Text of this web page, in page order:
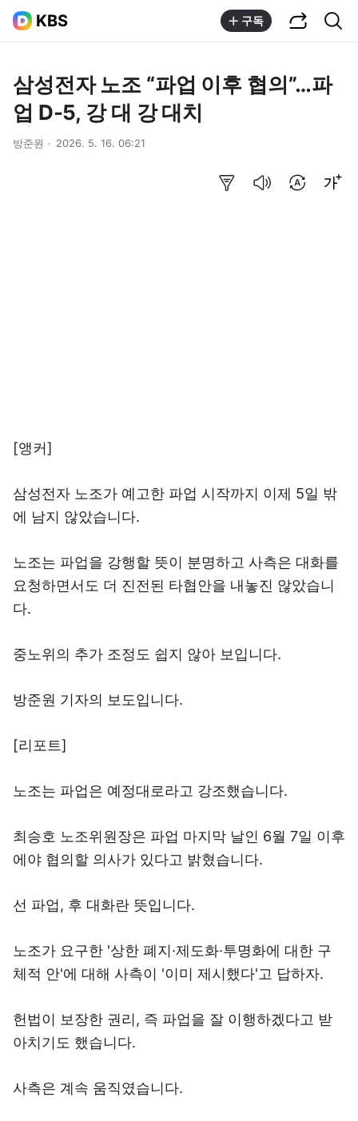
KBS 구독
삼성전자 노조 “파업 이후 협의”…파
업 D-5, 강 대 강 대치
방준원 2026. 5. 16. 06:21
[앵커]
삼성전자 노조가 예고한 파업 시작까지 이제 5일 밖
에 남지 않았습니다.
노조는 파업을 강행할 뜻이 분명하고 사측은 대화를
요청하면서도 더 진전된 타협안을 내놓진 않았습니
다.
중노위의 추가 조정도 쉽지 않아 보입니다.
방준원 기자의 보도입니다.
[리포트]
노조는 파업은 예정대로라고 강조했습니다.
최승호 노조위원장은 파업 마지막 날인 6월 7일 이후
에야 협의할 의사가 있다고 밝혔습니다.
선 파업, 후 대화란 뜻입니다.
노조가 요구한 '상한 폐지·제도화·투명화에 대한 구
체적 안'에 대해 사측이 '이미 제시했다'고 답하자.
헌법이 보장한 권리, 즉 파업을 잘 이행하겠다고 받
아치기도 했습니다.
사측은 계속 움직였습니다.